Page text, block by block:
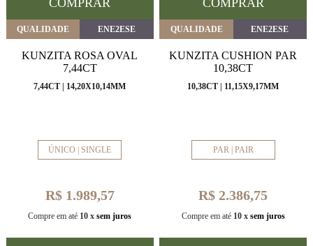
QUALIDADE ENE2ESE
KUNZITA ROSA OVAL
7,44CT
7,44CT | 14,20X10,14MM
ÚNICO | SINGLE
R$ 1.989,57
Compre em até 10 x sem juros
QUALIDADE ENE2ESE
KUNZITA CUSHION PAR
10,38CT
10,38CT | 11,15X9,17MM
PAR | PAIR
R$ 2.386,75
Compre em até 10 x sem juros